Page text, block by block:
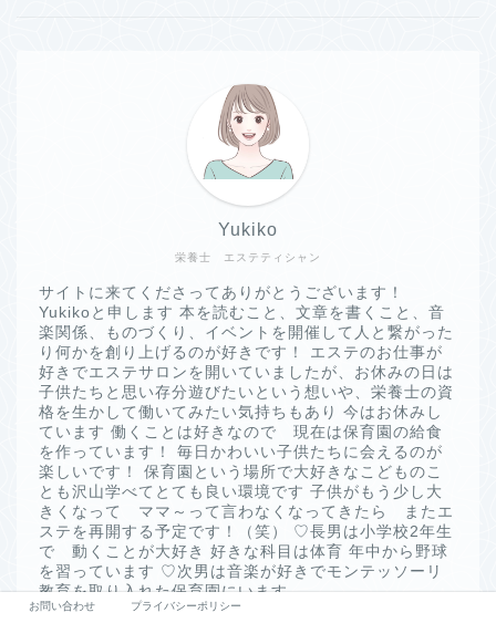
栄養士 エステティシャン
Yukiko
サイトに来てくださってありがとうございます！
Yukikoと申します 本を読むこと、文章を書くこと、音
楽関係、ものづくり、イベントを開催して人と繋がった
り何かを創り上げるのが好きです！ エステのお仕事が
好きでエステサロンを開いていましたが、お休みの日は
子供たちと思い存分遊びたいという想いや、栄養士の資
格を生かして働いてみたい気持ちもあり 今はお休みし
ています 働くことは好きなので 現在は保育園の給食
を作っています！ 毎日かわいい子供たちに会えるのが
楽しいです！ 保育園という場所で大好きなこどものこ
とも沢山学べてとても良い環境です 子供がもう少し大
きくなって ママ～って言わなくなってきたら またエ
ステを再開する予定です！（笑） ♡長男は小学校2年生
で 動くことが大好き 好きな科目は体育 年中から野球
を習っています ♡次男は音楽が好きでモンテッソーリ
教育を取り入れた保育園にいます
お問い合わせ プライバシーポリシー